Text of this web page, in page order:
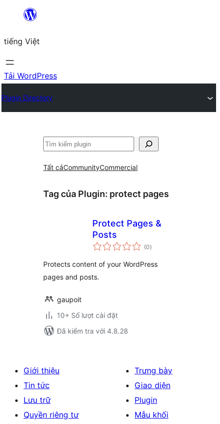
Chuyển
phần
nội
dung
tiếng Việt
Tải WordPress
Plugin Directory
Tìm
Tất cảCommunityCommercial
Tag của Plugin: protect pages
Protect Pages &
Posts
(0tổng
đánh
)
Protects content of your WordPress
pages and posts.
gaupoit
10+ Số lượt cài đặt
Đã kiểm tra với 4.8.28
Giới thiệu
Tin tức
Lưu trữ
Quyền riêng tư
Trưng bày
Giao diện
Plugin
Mẫu khối